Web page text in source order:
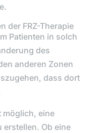
der FRZ-Therapie
Patienten in solch
des
anderen Zonen
dass dort
möglich, eine
erstellen. Ob eine